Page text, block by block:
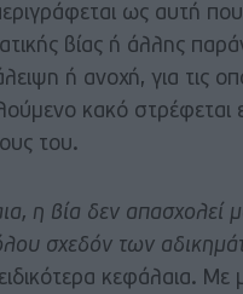
ως αυτή
βίας ή άλλης
ή ανοχή, για τις
κακό στρέφεται
του.
η βία δεν απασχολεί
σχεδόν των
κεφάλαια. Με